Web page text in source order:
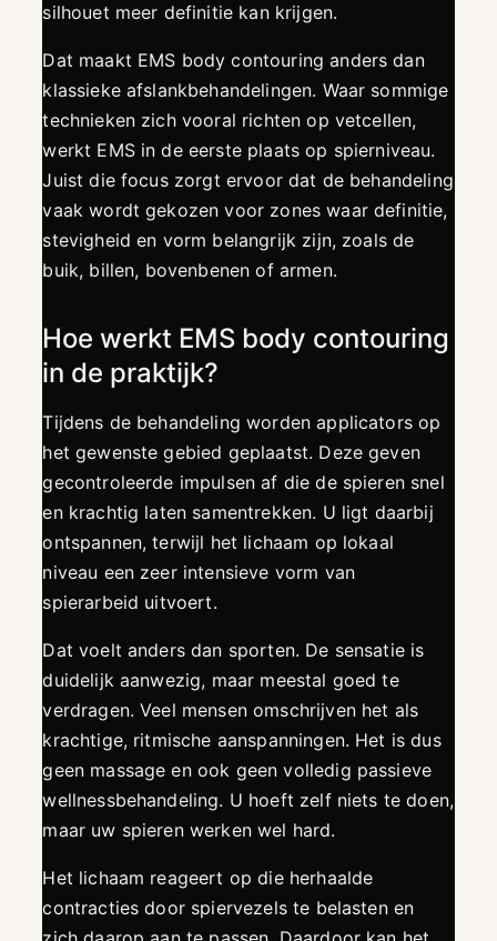
silhouet meer definitie kan krijgen.
Dat maakt EMS body contouring anders dan
klassieke afslankbehandelingen. Waar sommige
technieken zich vooral richten op vetcellen,
werkt EMS in de eerste plaats op spierniveau.
Juist die focus zorgt ervoor dat de behandeling
vaak wordt gekozen voor zones waar definitie,
stevigheid en vorm belangrijk zijn, zoals de
buik, billen, bovenbenen of armen.
Hoe werkt EMS body contouring
in de praktijk?
Tijdens de behandeling worden applicators op
het gewenste gebied geplaatst. Deze geven
gecontroleerde impulsen af die de spieren snel
en krachtig laten samentrekken. U ligt daarbij
ontspannen, terwijl het lichaam op lokaal
niveau een zeer intensieve vorm van
spierarbeid uitvoert.
Dat voelt anders dan sporten. De sensatie is
duidelijk aanwezig, maar meestal goed te
verdragen. Veel mensen omschrijven het als
krachtige, ritmische aanspanningen. Het is dus
geen massage en ook geen volledig passieve
wellnessbehandeling. U hoeft zelf niets te doen,
maar uw spieren werken wel hard.
Het lichaam reageert op die herhaalde
contracties door spiervezels te belasten en